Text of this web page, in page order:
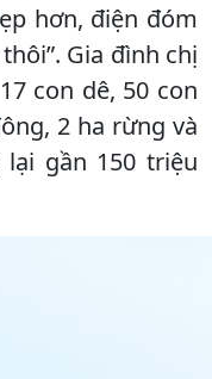
hơn, điện đóm
Gia đình chị
con dê, 50 con
2 ha rừng và
gần 150 triệu